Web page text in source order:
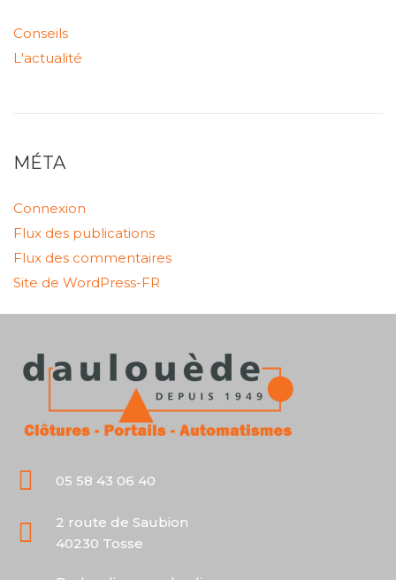
Conseils
L'actualité
MÉTA
Connexion
Flux des publications
Flux des commentaires
Site de WordPress-FR
05 58 43 06 40
2 route de Saubion
40230 Tosse